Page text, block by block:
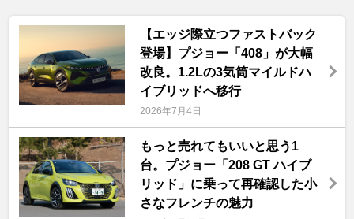
【エッジ際立つファストバック
登場】プジョー「408」が大幅
改良。1.2Lの3気筒マイルドハ
イブリッドへ移行
2026年7月4日
もっと売れてもいいと思う1
台。プジョー「208 GT ハイブ
リッド」に乗って再確認した小
さなフレンチの魅力